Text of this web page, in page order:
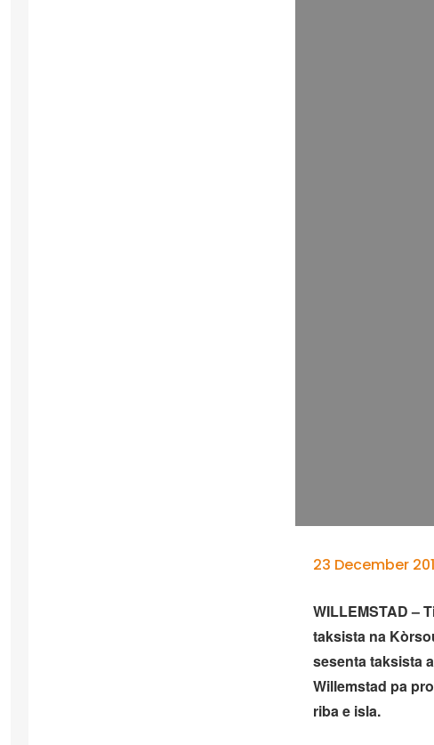
23 December
WILLEMSTAD –
taksista na
sesenta taksista
Willemstad pa
riba e isla.